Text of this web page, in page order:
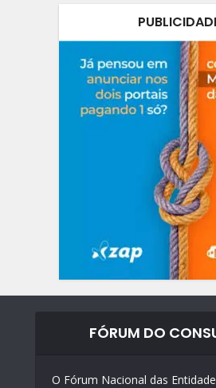
FÓRUM DO
O Fórum Nacional das